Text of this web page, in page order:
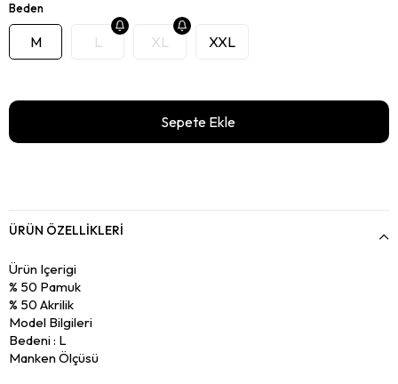
Beden
M L XL XXL
ÜRÜN ÖZELLIKLERI
Ürün Içerigi
% 50 Pamuk
% 50 Akrilik
Model Bilgileri
Bedeni : L
Manken Ölçüsü